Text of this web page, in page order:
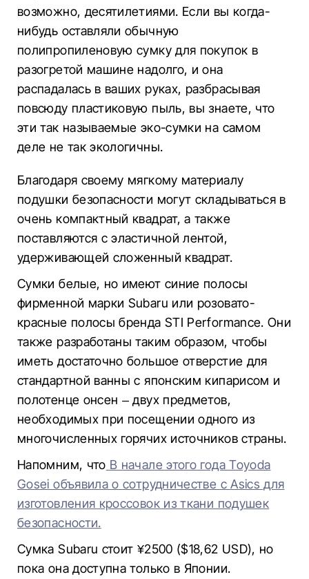
возможно, десятилетиями. Если вы когда-
нибудь оставляли обычную
полипропиленовую сумку для покупок в
разогретой машине надолго, и она
распадалась в ваших руках, разбрасывая
повсюду пластиковую пыль, вы знаете, что
эти так называемые эко-сумки на самом
деле не так экологичны.
Благодаря своему мягкому материалу
подушки безопасности могут складываться в
очень компактный квадрат, а также
поставляются с эластичной лентой,
удерживающей сложенный квадрат.
Сумки белые, но имеют синие полосы
фирменной марки Subaru или розовато-
красные полосы бренда STI Performance. Они
также разработаны таким образом, чтобы
иметь достаточно большое отверстие для
стандартной ванны с японским кипарисом и
полотенце онсен – двух предметов,
необходимых при посещении одного из
многочисленных горячих источников страны.
Напомним, что В начале этого года Toyoda
Gosei объявила о сотрудничестве с Asics для
изготовления кроссовок из ткани подушек
безопасности.
Сумка Subaru стоит ¥2500 ($18,62 USD), но
пока она доступна только в Японии.